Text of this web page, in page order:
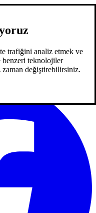
trafiğini analiz etmek ve
benzeri teknolojiler
değiştirebilirsiniz.
2
yaptıkkariyer2 blog